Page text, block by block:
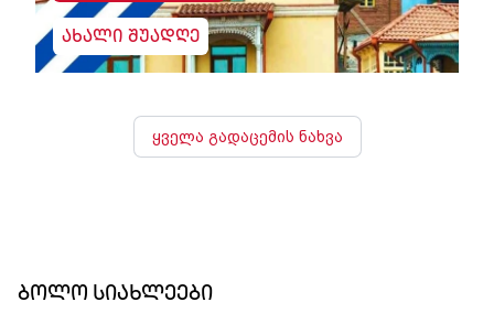
ახალი შუადღე
ყველა გადაცემის ნახვა
ბოლო სიახლეები